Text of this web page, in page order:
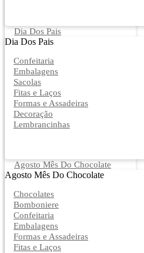
Dia Dos Pais
Dia Dos Pais
Confeitaria
Embalagens
Sacolas
Fitas e Laços
Formas e Assadeiras
Decoração
Lembrancinhas
Agosto Mês Do Chocolate
Agosto Mês Do Chocolate
Chocolates
Bomboniere
Confeitaria
Embalagens
Formas e Assadeiras
Fitas e Laços